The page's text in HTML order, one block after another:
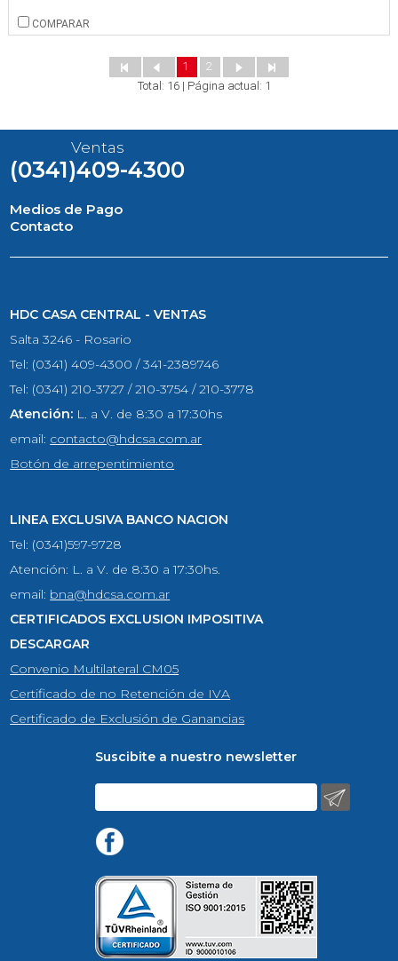
COMPARAR
1
2
Total: 16 | Página actual: 1
Ventas
(0341)409-4300
Medios de Pago
Contacto
HDC CASA CENTRAL - VENTAS
Salta 3246 - Rosario
Tel: (0341) 409-4300 / 341-2389746
Tel: (0341) 210-3727 / 210-3754 / 210-3778
Atención: L. a V. de 8:30 a 17:30hs
email: contacto@hdcsa.com.ar
Botón de arrepentimiento
LINEA EXCLUSIVA BANCO NACION
Tel: (0341)597-9728
Atención: L. a V. de 8:30 a 17:30hs.
email: bna@hdcsa.com.ar
CERTIFICADOS EXCLUSION IMPOSITIVA
DESCARGAR
Convenio Multilateral CM05
Certificado de no Retención de IVA
Certificado de Exclusión de Ganancias
Suscibite a nuestro newsletter